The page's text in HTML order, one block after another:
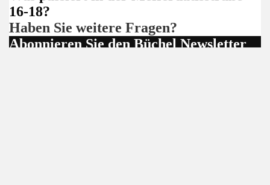
16-18?
Haben Sie weitere Fragen?
Abonnieren Sie den Büchel Newsletter